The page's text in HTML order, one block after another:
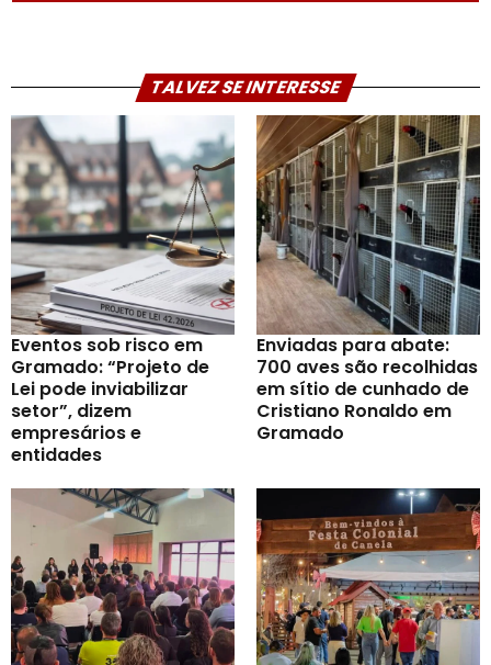
TALVEZ SE INTERESSE
Eventos sob risco em
Gramado: “Projeto de
Lei pode inviabilizar
setor”, dizem
empresários e
entidades
Enviadas para abate:
700 aves são recolhidas
em sítio de cunhado de
Cristiano Ronaldo em
Gramado